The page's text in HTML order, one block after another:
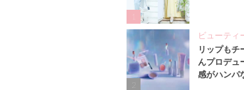
ビューティ
リップもチ
んプロデュ
感がハンパ